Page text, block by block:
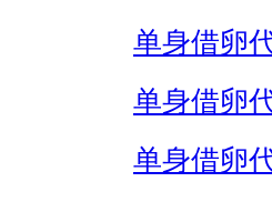
单身借卵
单身借卵
单身借卵